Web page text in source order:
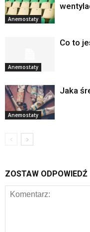
Anemostaty
Anemostaty
Co to
Anemostaty
Jaka
ZOSTAW ODPOWIEDŹ